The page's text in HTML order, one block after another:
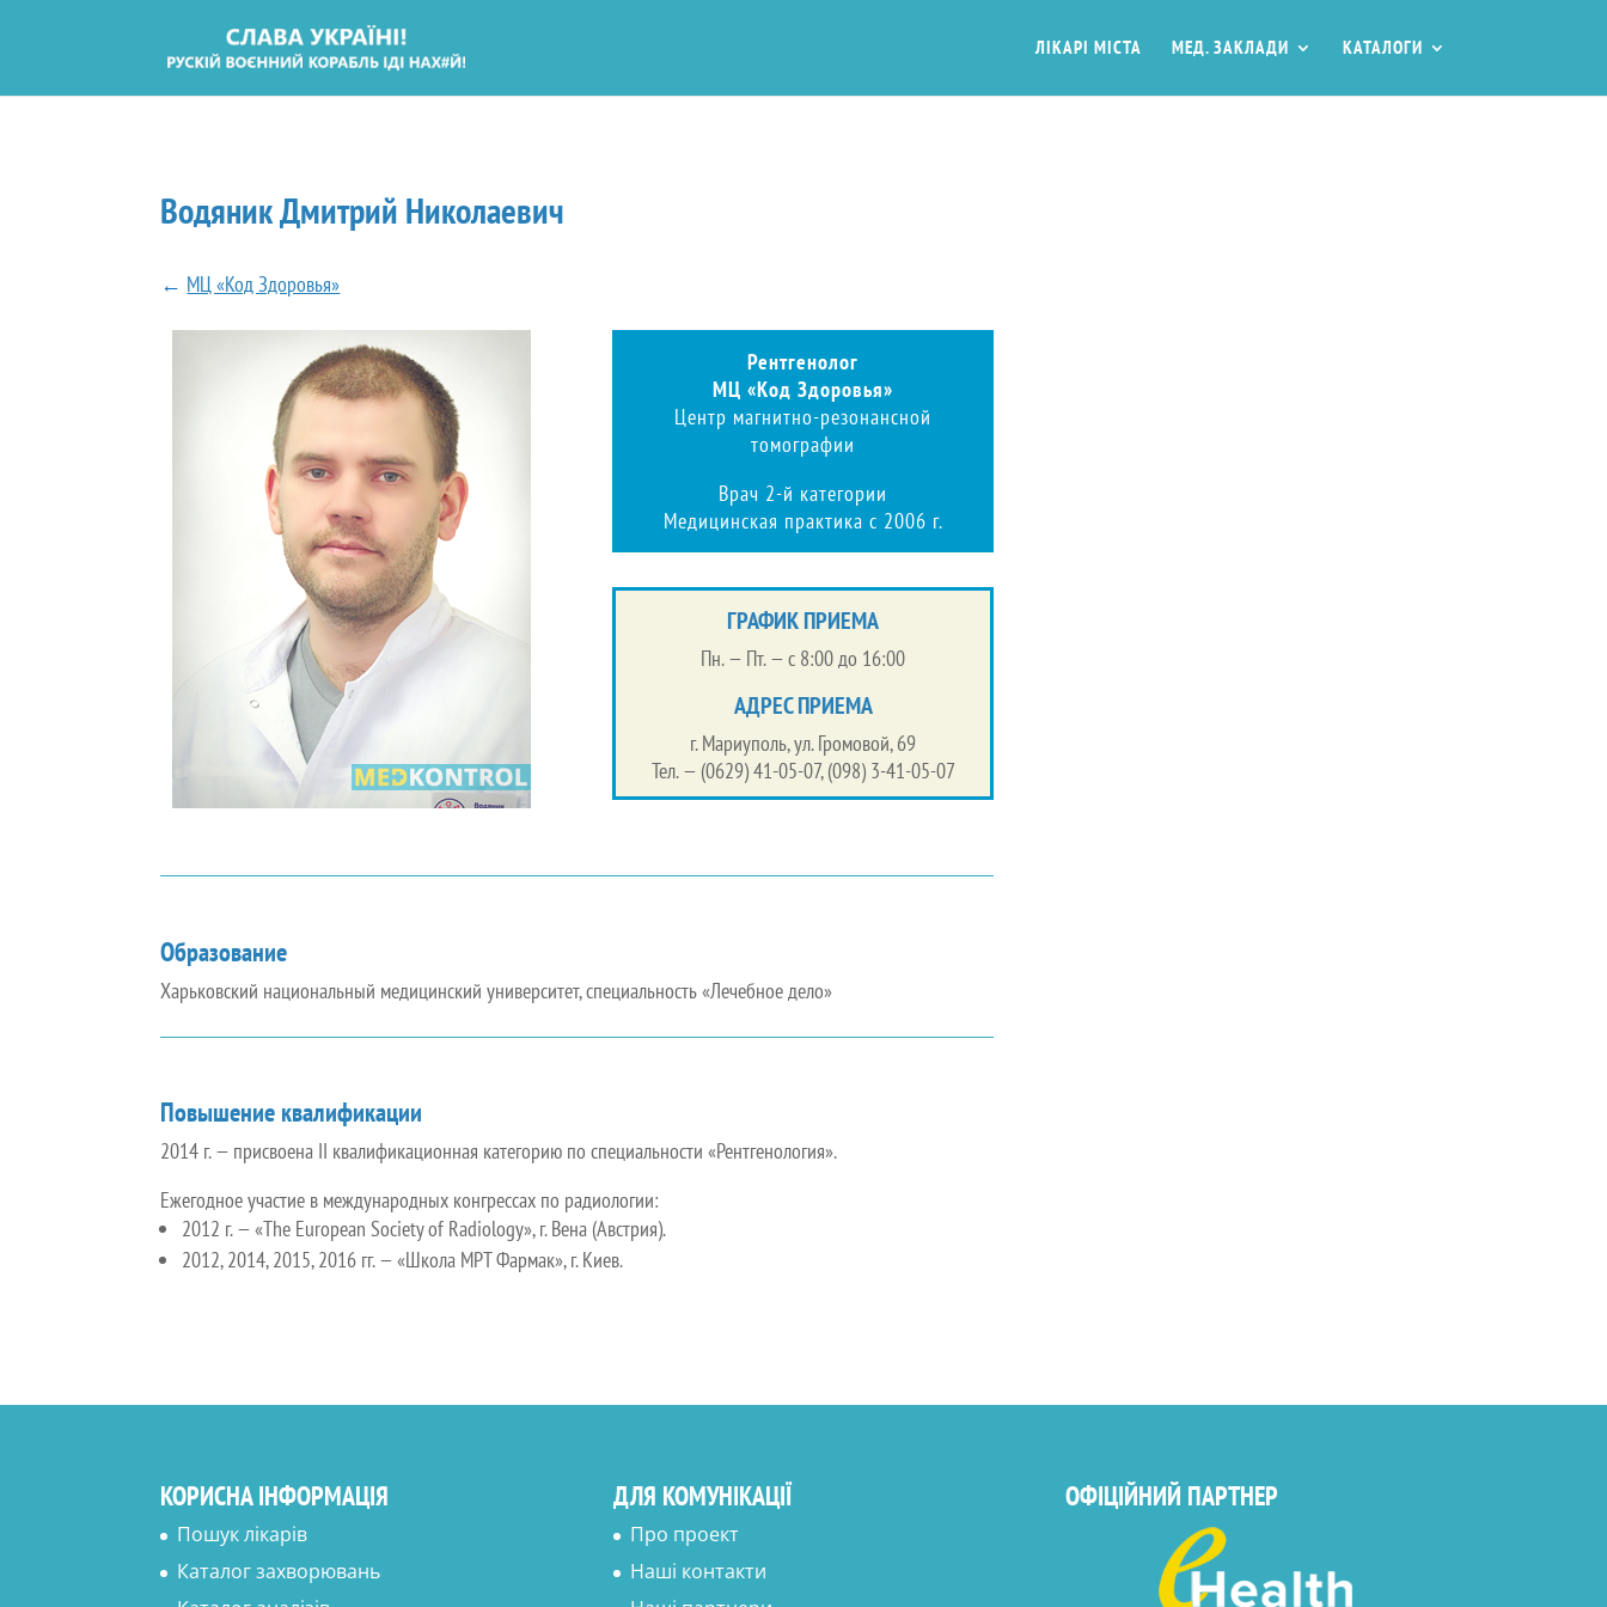
ЛІКАРІ МІСТА МЕД. ЗАКЛАДИ КАТАЛОГИ
Водяник Дмитрий Николаевич
← МЦ «Код Здоровья»
Рентгенолог
МЦ «Код Здоровья»
Центр магнитно-резонансной
томографии
Врач 2-й категории
Медицинская практика с 2006 г.
ГРАФИК ПРИЕМА
Пн. — Пт. — с 8:00 до 16:00
АДРЕС ПРИЕМА
г. Мариуполь, ул. Громовой, 69
Тел. — (0629) 41-05-07, (098) 3-41-05-07
Образование
Харьковский национальный медицинский университет, специальность «Лечебное дело»
Повышение квалификации
2014 г. — присвоена II квалификационная категорию по специальности «Рентгенология».
Ежегодное участие в международных конгрессах по радиологии:
2012 г. — «The European Society of Radiology», г. Вена (Австрия).
2012, 2014, 2015, 2016 гг. — «Школа МРТ Фармак», г. Киев.
КОРИСНА ІНФОРМАЦІЯ
Пошук лікарів
Каталог захворювань
ДЛЯ КОМУНІКАЦІЇ
Про проект
Наші контакти
ОФІЦІЙНИЙ ПАРТНЕР